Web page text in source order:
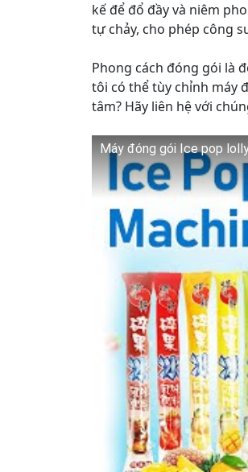
kế để đổ đầy và niêm
tự chảy, cho phép công
Phong cách đóng gói là
tôi có thể tùy chỉnh máy
tâm? Hãy liên hệ với
Máy đóng gói Ice pop